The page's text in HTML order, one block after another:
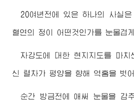
20여년전에 있은 하나의 사실은
혈연의 정이 어떤것인가를 눈물겹
자강도에 대한 현지지도를 마치
신 렬차가 평양을 향해 역홈을 벗
순간 방금전에 애써 눈물을 감